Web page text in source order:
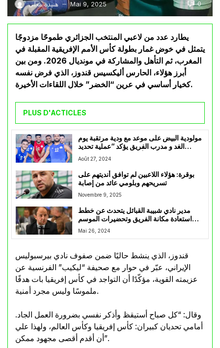
هنيدة معلى — Mai 9, 2025 0
يطارد عدد من لاعبي المنتخب الجزائري طموحًا مزدوجًا
يتمثل في خوض غمار بطولة كأس الأمم الإفريقية المقبلة في
المغرب، ثم التأهل والمشاركة في مونديال 2026. ومن بين
أبرز هؤلاء، الحارس أليكسيس قندوز، الذي فرض نفسه
كخيار أساسي في عرين “الخضر” خلال اللقاءات الأخيرة.
PLUS D'ACTICLES
مولودية البيض على موعد مع ودية مرتقبة يوم
الغد و مدرب الفريق يؤكد “عملية تحديد
Août 27, 2024
بوقرة: هؤلاء اللاعبين لم توافق أنديتهم على
تسريحهم وبلومي عائد من إصابة
Novembre 9, 2025
مدير نادي شبيبة القبائل يتحدث عن خطط
استعادة مكانة الفريق وتحضيرات الموسم
القادم
Mai 26, 2024
قندوز، الذي ينشط حاليًا ضمن صفوف نادي بيرسبوليس
الإيراني، عبّر في حوار مع صحيفة “ليكيب” الفرنسية عن
عزيمته القوية، مؤكّدًا أن التواجد في كأس إفريقيا بات هدفًا
ملموسًا وليس مجرد أمنية.
وقال: “كل صباح أستيقظ وأذكر نفسي بضرورة العمل الجاد.
أمامي تحديان كبيران: كأس إفريقيا وكأس العالم، ولهذا علي
أن أقدم أقصى مجهود ممكن”.